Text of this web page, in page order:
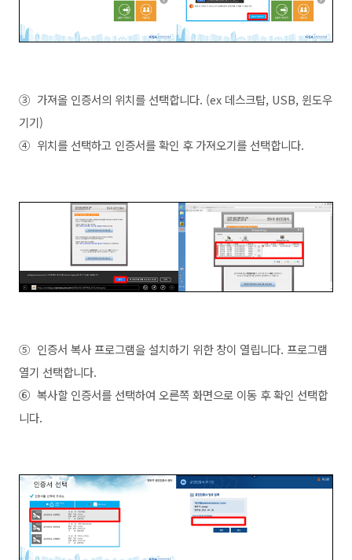
③ 가져올 인증서의 위치를 선택합니다. (ex 데스크탑, USB, 윈도우
기기)
④ 위치를 선택하고 인증서를 확인 후 가져오기를 선택합니다.
⑤ 인증서 복사 프로그램을 설치하기 위한 창이 열립니다. 프로그램
열기 선택합니다.
⑥ 복사할 인증서를 선택하여 오른쪽 화면으로 이동 후 확인 선택합
니다.